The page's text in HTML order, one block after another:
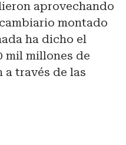
aprovechando
montado
ha dicho el
mil millones de
a través de las